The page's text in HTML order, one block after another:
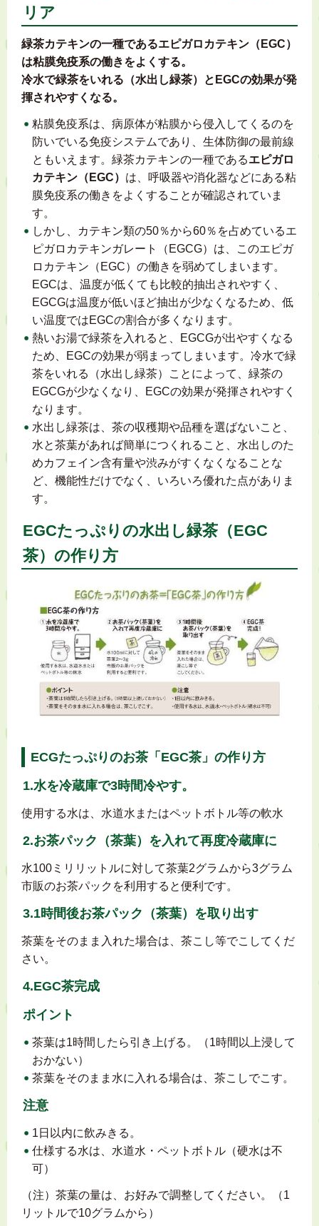
リア
緑茶カテキンの一種であるエピガロカテキン（EGC）
は粘膜免疫系の働きをよくする。
冷水で緑茶をいれる（水出し緑茶）とEGCの効果が発
揮されやすくなる。
粘膜免疫系は、病原体が粘膜から侵入してくるのを
防いでいる免疫システムであり、生体防御の最前線
ともいえます。緑茶カテキンの一種であるエピガロ
カテキン（EGC） は、呼吸器や消化器などにある粘
膜免疫系の働きをよくすることが確認されていま
す。
しかし、カテキン類の50％から60％を占めているエ
ピガロカテキンガレート（EGCG）は、このエピガ
ロカテキン（EGC）の働きを弱めてしまいます。
EGCは、温度が低くても比較的抽出されやすく、
EGCGは温度が低いほど抽出が少なくなるため、低
い温度ではEGCの割合が多くなります。
熱いお湯で緑茶を入れると、EGCGが出やすくなる
ため、EGCの効果が弱まってしまいます。冷水で緑
茶をいれる（水出し緑茶）ことによって、緑茶の
EGCGが少なくなり、EGCの効果が発揮されやすく
なります。
水出し緑茶は、茶の収穫期や品種を選ばないこと、
水と茶葉があれば簡単につくれること、水出しのた
めカフェイン含有量や渋みがすくなくなることな
ど、機能性だけでなく、いろいろ優れた点がありま
す。
EGCたっぷりの水出し緑茶（EGC
茶）の作り方
ECGたっぷりのお茶「EGC茶」の作り方
1.水を冷蔵庫で3時間冷やす。
使用する水は、水道水またはペットボトル等の軟水
2.お茶パック（茶葉）を入れて再度冷蔵庫に
水100ミリリットルに対して茶葉2グラムから3グラム
市販のお茶パックを利用すると便利です。
3.1時間後お茶パック（茶葉）を取り出す
茶葉をそのまま入れた場合は、茶こし等でこしてくだ
さい。
4.EGC茶完成
ポイント
茶葉は1時間したら引き上げる。（1時間以上浸して
おかない）
茶葉をそのまま水に入れる場合は、茶こしでこす。
注意
1日以内に飲みきる。
仕様する水は、水道水・ペットボトル（硬水は不
可）
（注）茶葉の量は、お好みで調整してください。（1
リットルで10グラムから）